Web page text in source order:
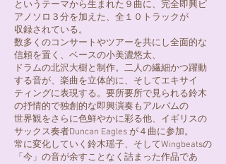
というテーマから生まれた９曲に、完全即興ピ
アノソロ３分を加えた、全１０トラックが
収録されている。
数多くのコンサートやツアーを共にし全面的な
信頼を置く、ベースの小美濃悠太、
ドラムの北沢大樹と制作。二人の繊細かつ躍動
する音が、楽曲を立体的に、そしてエキサイ
ティングに表現する。要所要所で見られる鈴木
の抒情的で独創的な即興演奏もアルバムの
世界観をさらに色鮮やかに彩る他、イギリスの
サックス奏者Duncan Eagles が４曲に参加。
常に変化していく鈴木瑶子、そしてWingbeatsの
「今」の音が余すことなく詰まった作品であ